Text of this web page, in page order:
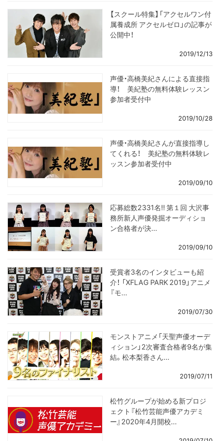
【スクール特集】「アクセルワン付
属養成所 アクセルゼロ」の記事が
公開中！
2019/12/13
声優・高橋美紀さんによる直接指
導！ 美紀塾の無料体験レッスン
参加者受付中
2019/10/28
声優・高橋美紀さんが直接指導し
てくれる！ 美紀塾の無料体験レ
ッスン参加者受付中
2019/09/10
応募総数2331名!! 第１回 大沢事
務所新人声優発掘オーディショ
ン合格者が決...
2019/09/10
受賞者3名のインタビューも紹
介！ 「XFLAG PARK 2019」アニメ
『モ...
2019/07/30
モンストアニメ「天聖声優オーデ
ィション」2次審査合格者9名が集
結。松本梨香さん...
2019/07/11
松竹グループが始める新プロジ
ェクト『松竹芸能声優アカデミ
ー』2020年4月開校...